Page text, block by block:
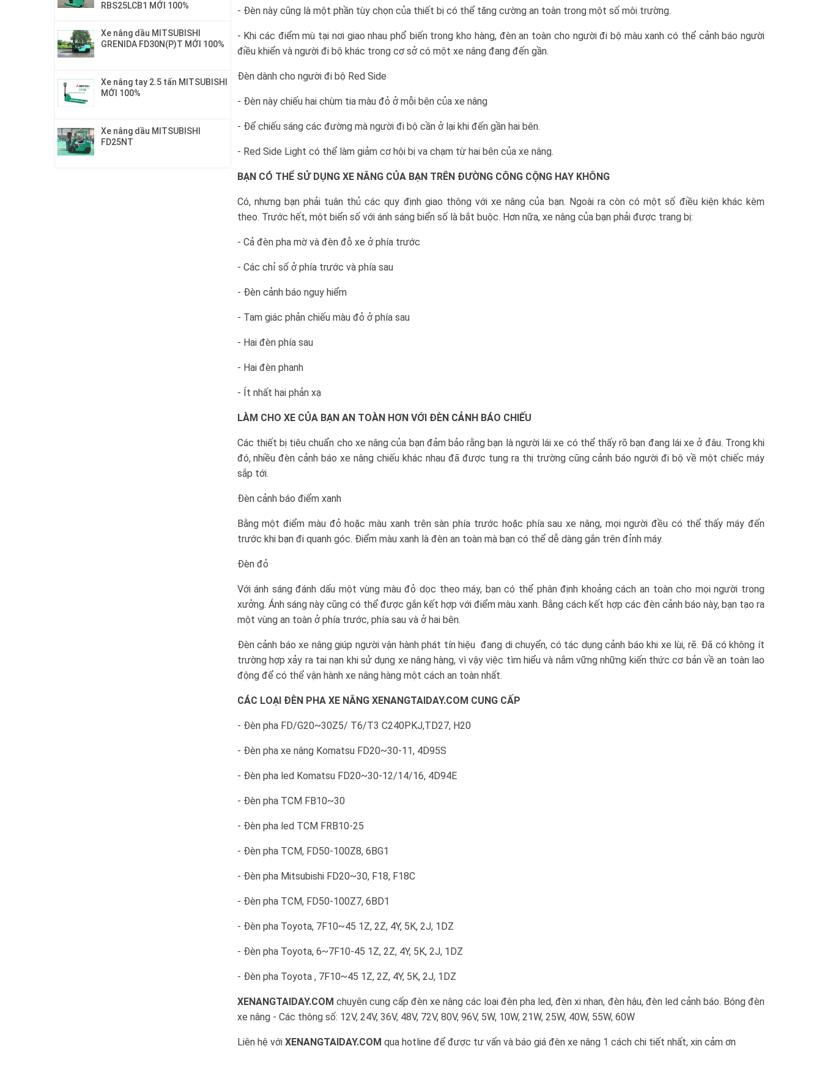
RBS25LCB1 MỚI 100%
Xe nâng dầu MITSUBISHI
GRENIDA FD30N(P)T MỚI 100%
Xe nâng tay 2.5 tấn MITSUBISHI
MỚI 100%
Xe nâng dầu MITSUBISHI
FD25NT
- Đèn này cũng là một phần tùy chọn của thiết bị có thể tăng cường an toàn trong một số môi trường.
- Khi các điểm mù tại nơi giao nhau phổ biến trong kho hàng, đèn an toàn cho người đi bộ màu xanh có thể cảnh báo người
điều khiển và người đi bộ khác trong cơ sở có một xe nâng đang đến gần.
Đèn dành cho người đi bộ Red Side
- Đèn này chiếu hai chùm tia màu đỏ ở mỗi bên của xe nâng
- Để chiếu sáng các đường mà người đi bộ cần ở lại khi đến gần hai bên.
- Red Side Light có thể làm giảm cơ hội bị va chạm từ hai bên của xe nâng.
BẠN CÓ THỂ SỬ DỤNG XE NÂNG CỦA BẠN TRÊN ĐƯỜNG CÔNG CỘNG HAY KHÔNG
Có, nhưng bạn phải tuân thủ các quy định giao thông với xe nâng của bạn. Ngoài ra còn có một số điều kiện khác kèm
theo. Trước hết, một biển số với ánh sáng biển số là bắt buộc. Hơn nữa, xe nâng của bạn phải được trang bị:
- Cả đèn pha mờ và đèn đỗ xe ở phía trước
- Các chỉ số ở phía trước và phía sau
- Đèn cảnh báo nguy hiểm
- Tam giác phản chiếu màu đỏ ở phía sau
- Hai đèn phía sau
- Hai đèn phanh
- Ít nhất hai phản xạ
LÀM CHO XE CỦA BẠN AN TOÀN HƠN VỚI ĐÈN CẢNH BÁO CHIẾU
Các thiết bị tiêu chuẩn cho xe nâng của bạn đảm bảo rằng bạn là người lái xe có thể thấy rõ bạn đang lái xe ở đâu. Trong khi
đó, nhiều đèn cảnh báo xe nâng chiếu khác nhau đã được tung ra thị trường cũng cảnh báo người đi bộ về một chiếc máy
sắp tới.
Đèn cảnh báo điểm xanh
Bằng một điểm màu đỏ hoặc màu xanh trên sàn phía trước hoặc phía sau xe nâng, mọi người đều có thể thấy máy đến
trước khi bạn đi quanh góc. Điểm màu xanh là đèn an toàn mà bạn có thể dễ dàng gắn trên đỉnh máy.
Đèn đỏ
Với ánh sáng đánh dấu một vùng màu đỏ dọc theo máy, bạn có thể phân định khoảng cách an toàn cho mọi người trong
xưởng. Ánh sáng này cũng có thể được gắn kết hợp với điểm màu xanh. Bằng cách kết hợp các đèn cảnh báo này, bạn tạo ra
một vùng an toàn ở phía trước, phía sau và ở hai bên.
Đèn cảnh báo xe nâng giúp người vận hành phát tín hiệu đang di chuyển, có tác dụng cảnh báo khi xe lùi, rẽ. Đã có không ít
trường hợp xảy ra tai nạn khi sử dụng xe nâng hàng, vì vậy việc tìm hiểu và nắm vững những kiến thức cơ bản về an toàn lao
động để có thể vận hành xe nâng hàng một cách an toàn nhất.
CÁC LOẠI ĐÈN PHA XE NÂNG XENANGTAIDAY.COM CUNG CẤP
- Đèn pha FD/G20~30Z5/ T6/T3 C240PKJ,TD27, H20
- Đèn pha xe nâng Komatsu FD20~30-11, 4D95S
- Đèn pha led Komatsu FD20~30-12/14/16, 4D94E
- Đèn pha TCM FB10~30
- Đèn pha led TCM FRB10-25
- Đèn pha TCM, FD50-100Z8, 6BG1
- Đèn pha Mitsubishi FD20~30, F18, F18C
- Đèn pha TCM, FD50-100Z7, 6BD1
- Đèn pha Toyota, 7F10~45 1Z, 2Z, 4Y, 5K, 2J, 1DZ
- Đèn pha Toyota, 6~7F10-45 1Z, 2Z, 4Y, 5K, 2J, 1DZ
- Đèn pha Toyota , 7F10~45 1Z, 2Z, 4Y, 5K, 2J, 1DZ
XENANGTAIDAY.COM chuyên cung cấp đèn xe nâng các loại đèn pha led, đèn xi nhan, đèn hậu, đèn led cảnh báo. Bóng đèn
xe nâng - Các thông số: 12V, 24V, 36V, 48V, 72V, 80V, 96V, 5W, 10W, 21W, 25W, 40W, 55W, 60W
Liên hệ với XENANGTAIDAY.COM qua hotline để được tư vấn và báo giá đèn xe nâng 1 cách chi tiết nhất, xin cảm ơn